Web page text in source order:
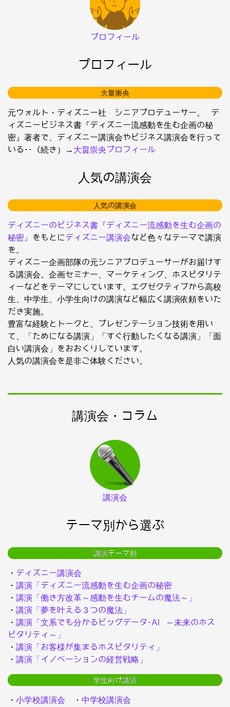
プロフィール
プロフィール
大畠崇央
元ウォルト・ディズニー社 シニアプロデューサー。 デ
ィズニービジネス書『ディズニー流感動を生む企画の秘
密』著者で、ディズニー講演会やビジネス講演会を行って
いる･･（続き）→ 大畠崇央プロフィール
人気の講演会
人気の講演会
ディズニーのビジネス書『ディズニー流感動を生む企画の
秘密』
をもとにディズニー講演会など色々なテーマで講演
を。
ディズニー企画部隊の元シニアプロデューサーがお届けす
る講演会。企画セミナー、マーケティング、ホスピタリテ
ィーなどをテーマにしています。エグゼクティブから高校
生、中学生、小学生向けの講演など幅広く講演依頼をいた
だき実施。
豊富な経験とトークと、プレゼンテーション技術を用い
て、「ためになる講演」「すぐ行動したくなる講演」「面
白い講演会」をおおくりしています。
人気の講演会を是非ご体験ください。
講演会・コラム
講演会
テーマ別から選ぶ
講演テーマ別
・ ディズニー講演会
・ 講演「ディズニー流感動を生む企画の秘密
・ 講演「働き方改革～感動を生むチームの魔法～」
・ 講演「夢を叶える３つの魔法」
・ 講演「文系でも分かるビッグデータ･AI ～未来のホス
ピタリティ～」
・ 講演「お客様が集まるホスピタリティ」
・ 講演「イノベーションの経営戦略」
学生向け講演
・ 小学校講演会 ・ 中学校講演会